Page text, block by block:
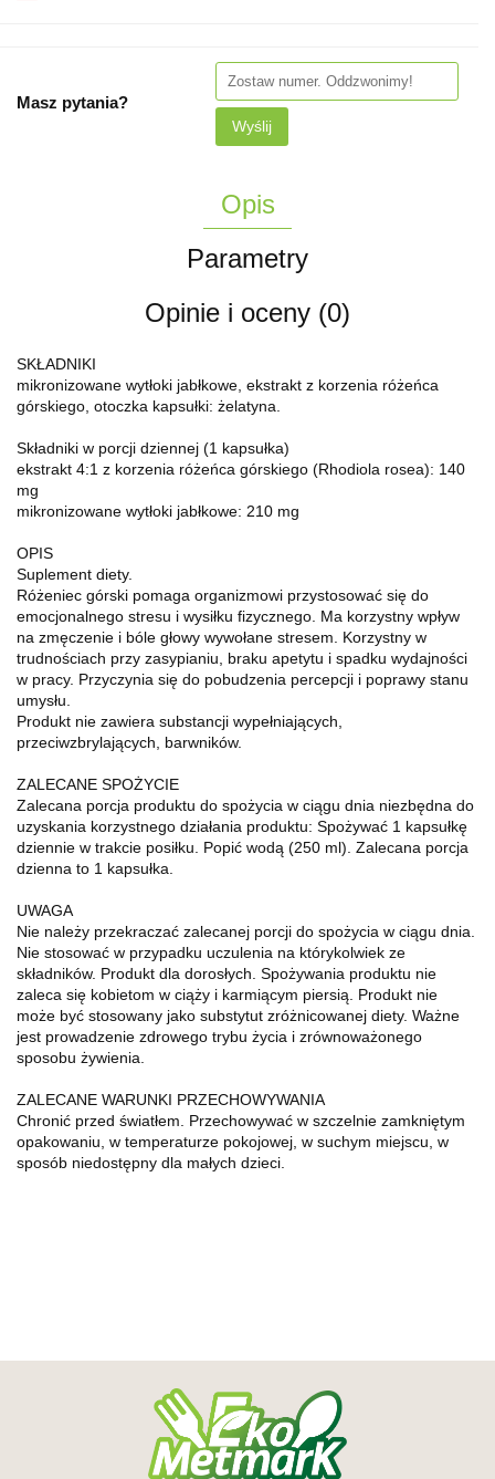
Masz pytania?
Wyślij
Opis
Parametry
Opinie i oceny (0)
SKŁADNIKI
mikronizowane wytłoki jabłkowe, ekstrakt z korzenia różeńca
górskiego, otoczka kapsułki: żelatyna.
Składniki w porcji dziennej (1 kapsułka)
ekstrakt 4:1 z korzenia różeńca górskiego (Rhodiola rosea): 140
mg
mikronizowane wytłoki jabłkowe: 210 mg
OPIS
Suplement diety.
Różeniec górski pomaga organizmowi przystosować się do
emocjonalnego stresu i wysiłku fizycznego. Ma korzystny wpływ
na zmęczenie i bóle głowy wywołane stresem. Korzystny w
trudnościach przy zasypianiu, braku apetytu i spadku wydajności
w pracy. Przyczynia się do pobudzenia percepcji i poprawy stanu
umysłu.
Produkt nie zawiera substancji wypełniających,
przeciwzbrylających, barwników.
ZALECANE SPOŻYCIE
Zalecana porcja produktu do spożycia w ciągu dnia niezbędna do
uzyskania korzystnego działania produktu: Spożywać 1 kapsułkę
dziennie w trakcie posiłku. Popić wodą (250 ml). Zalecana porcja
dzienna to 1 kapsułka.
UWAGA
Nie należy przekraczać zalecanej porcji do spożycia w ciągu dnia.
Nie stosować w przypadku uczulenia na którykolwiek ze
składników. Produkt dla dorosłych. Spożywania produktu nie
zaleca się kobietom w ciąży i karmiącym piersią. Produkt nie
może być stosowany jako substytut zróżnicowanej diety. Ważne
jest prowadzenie zdrowego trybu życia i zrównoważonego
sposobu żywienia.
ZALECANE WARUNKI PRZECHOWYWANIA
Chronić przed światłem. Przechowywać w szczelnie zamkniętym
opakowaniu, w temperaturze pokojowej, w suchym miejscu, w
sposób niedostępny dla małych dzieci.